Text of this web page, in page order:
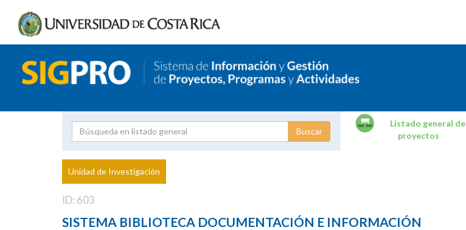
Proyecto
Investigador
Listado general de
proyectos
Unidad de Investigación
ID: 603
SISTEMA BIBLIOTECA DOCUMENTACIÓN E INFORMACIÓN